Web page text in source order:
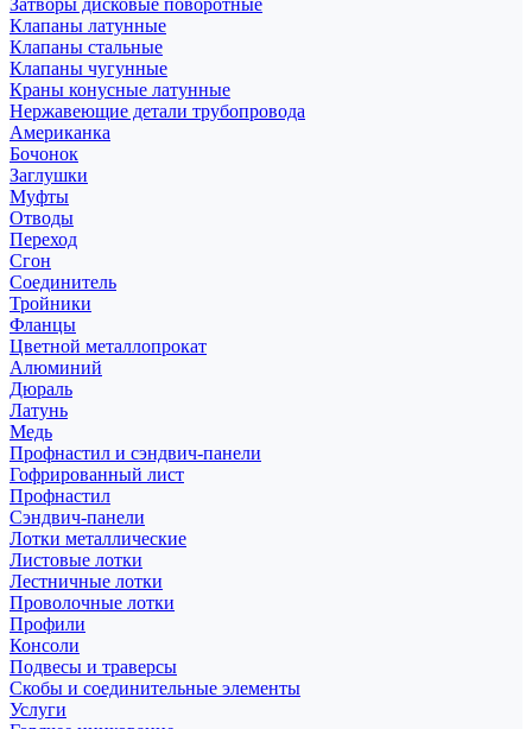
Затворы дисковые поворотные
Клапаны латунные
Клапаны стальные
Клапаны чугунные
Краны конусные латунные
Нержавеющие детали трубопровода
Американка
Бочонок
Заглушки
Муфты
Отводы
Переход
Сгон
Соединитель
Тройники
Фланцы
Цветной металлопрокат
Алюминий
Дюраль
Латунь
Медь
Профнастил и сэндвич-панели
Гофрированный лист
Профнастил
Сэндвич-панели
Лотки металлические
Листовые лотки
Лестничные лотки
Проволочные лотки
Профили
Консоли
Подвесы и траверсы
Скобы и соединительные элементы
Услуги